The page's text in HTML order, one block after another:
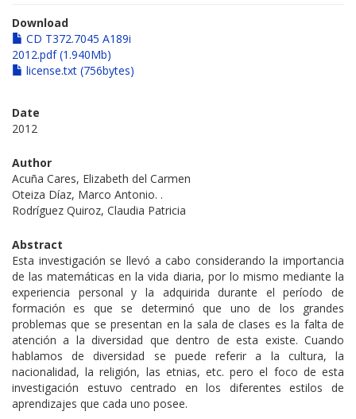
Download
CD T372.7045 A189i
2012.pdf (1.940Mb)
license.txt (756bytes)
Date
2012
Author
Acuña Cares, Elizabeth del Carmen
Oteiza Díaz, Marco Antonio. .
Rodríguez Quiroz, Claudia Patricia
Abstract
Esta investigación se llevó a cabo considerando la importancia
de las matemáticas en la vida diaria, por lo mismo mediante la
experiencia personal y la adquirida durante el período de
formación es que se determinó que uno de los grandes
problemas que se presentan en la sala de clases es la falta de
atención a la diversidad que dentro de esta existe. Cuando
hablamos de diversidad se puede referir a la cultura, la
nacionalidad, la religión, las etnias, etc. pero el foco de esta
investigación estuvo centrado en los diferentes estilos de
aprendizajes que cada uno posee.